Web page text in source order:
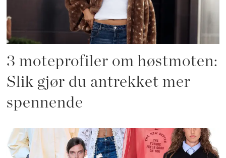
3 moteprofiler om høstmoten:
Slik gjør du antrekket mer
spennende